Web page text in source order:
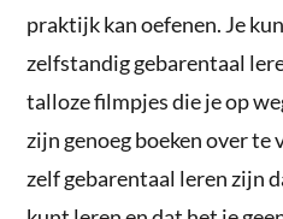
praktijk kan oefenen. Je
zelfstandig gebarentaal
talloze filmpjes die je op
zijn genoeg boeken over te
zelf gebarentaal leren zijn